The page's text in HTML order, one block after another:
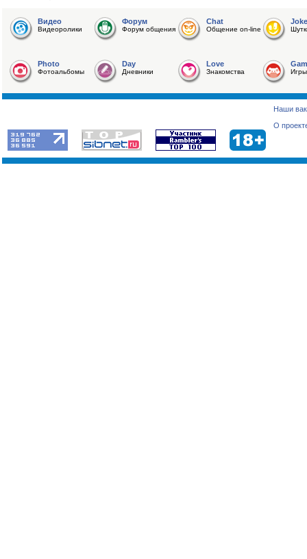
Видео
Видеоролики
Форум
Форум общения
Chat
Общение on-line
Joke
Photo
Фотоальбомы
Day
Дневники
Love
Знакомства Игры
Наши
О